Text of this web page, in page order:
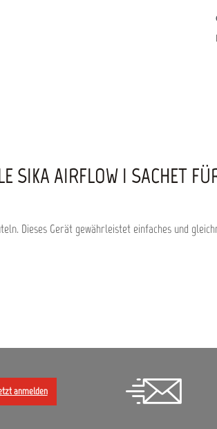
SIKA AIRFLOW I SACHET
Dieses Gerät gewährleistet einfaches und
anmelden